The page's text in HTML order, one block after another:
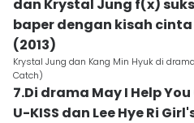
dan Krystal Jung f(x)
baper dengan kisah cinta
(2013)
Krystal Jung dan Kang Min Hyuk di
Catch)
7.Di drama May I Help
U-KISS dan Lee Hye Ri